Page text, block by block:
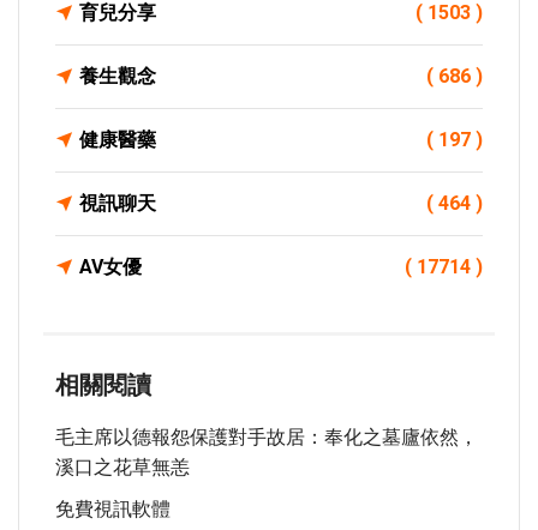
育兒分享 ( 1503 )
養生觀念 ( 686 )
健康醫藥 ( 197 )
視訊聊天 ( 464 )
AV女優 ( 17714 )
相關閱讀
毛主席以德報怨保護對手故居：奉化之墓廬依然，
溪口之花草無恙
免費視訊軟體